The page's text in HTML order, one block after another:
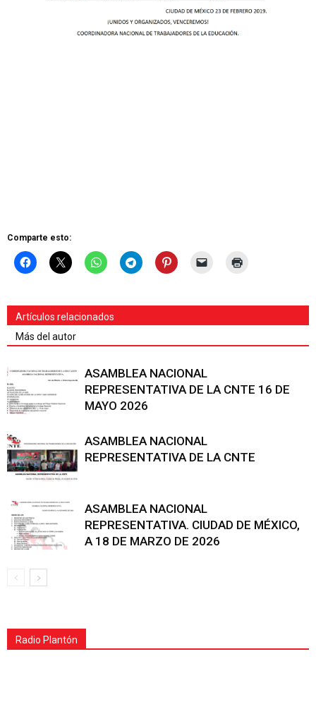
Comparte esto:
Artículos relacionados
Más del autor
ASAMBLEA NACIONAL
REPRESENTATIVA DE LA CNTE 16 DE
MAYO 2026
ASAMBLEA NACIONAL
REPRESENTATIVA DE LA CNTE
ASAMBLEA NACIONAL
REPRESENTATIVA. CIUDAD DE MÉXICO,
A 18 DE MARZO DE 2026
Radio Plantón